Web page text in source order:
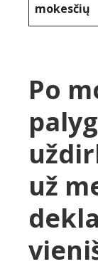
mokesčių
Po
už